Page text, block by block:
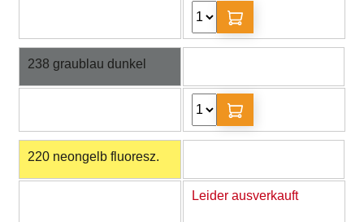
238 graublau dunkel
220 neongelb fluoresz.
Leider ausverkauft